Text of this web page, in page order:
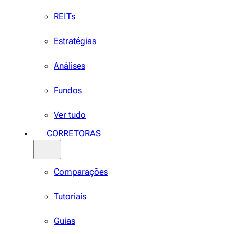
REITs
Estratégias
Análises
Fundos
Ver tudo
CORRETORAS
Comparações
Tutoriais
Guias